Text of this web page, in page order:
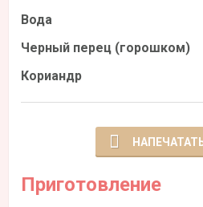
Вода
Черный перец (горошком)
Кориандр
Приготовление